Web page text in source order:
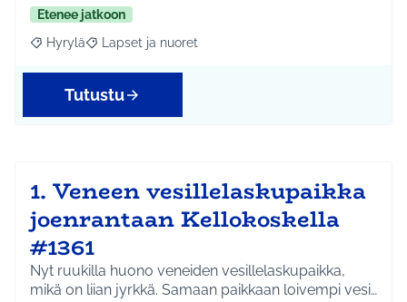
Etenee jatkoon
Rajaa tulokset aihepiirin mukaan: Hyrylä
Hyrylä Rajaa tulokset teeman mukaan: Lapset ja nuoret
Lapset ja nuoret
Tutustu
1. Veneen vesillelaskupaikka
joenrantaan Kellokoskella
#1361
Nyt ruukilla huono veneiden vesillelaskupaikka,
mikä on liian jyrkkä. Samaan paikkaan loivempi vesi…